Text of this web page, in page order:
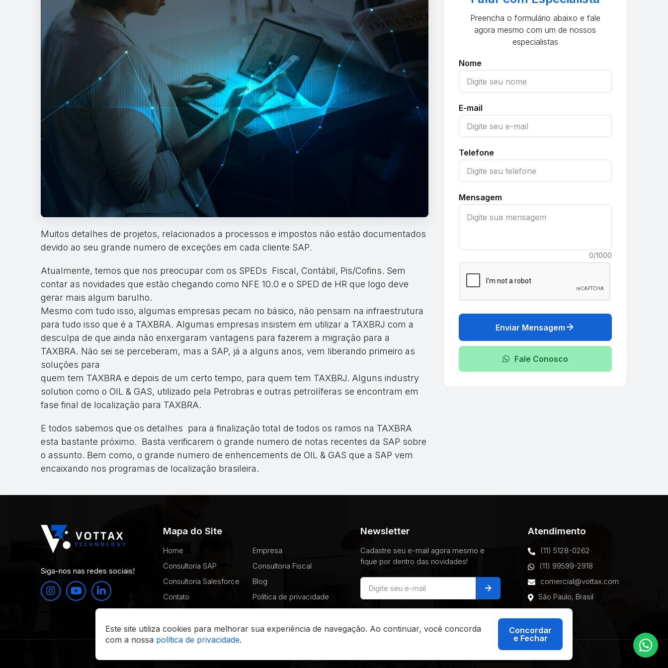
Muitos detalhes de projetos, relacionados a processos e impostos não estão documentados
devido ao seu grande numero de exceções em cada cliente SAP.
Atualmente, temos que nos preocupar com os SPEDs Fiscal, Contábil, Pis/Cofins. Sem
contar as novidades que estão chegando como NFE 10.0 e o SPED de HR que logo deve
gerar mais algum barulho.
Mesmo com tudo isso, algumas empresas pecam no básico, não pensam na infraestrutura
para tudo isso que é a TAXBRA. Algumas empresas insistem em utilizar a TAXBRJ com a
desculpa de que ainda não enxergaram vantagens para fazerem a migração para a
TAXBRA. Não sei se perceberam, mas a SAP, já a alguns anos, vem liberando primeiro as
soluções para
quem tem TAXBRA e depois de um certo tempo, para quem tem TAXBRJ. Alguns industry
solution como o OIL & GAS, utilizado pela Petrobras e outras petrolíferas se encontram em
fase final de localização para TAXBRA.
E todos sabemos que os detalhes para a finalização total de todos os ramos na TAXBRA
esta bastante próximo. Basta verificarem o grande numero de notas recentes da SAP sobre
o assunto. Bem como, o grande numero de enhencements de OIL & GAS que a SAP vem
encaixando nos programas de localização brasileira.
Preencha o formulário abaixo e fale
agora mesmo com um de nossos
especialistas
Nome
E-mail
Telefone
Mensagem
0/1000
Enviar Mensagem arrow_forward
Fale Conosco
Siga-nos nas redes sociais!
Mapa do Site
Home
Empresa
Consultoria SAP
Consultoria Fiscal
Consultoria Salesforce
Blog
Contato
Política de privacidade
Newsletter
Cadastre seu e-mail agora mesmo e
fique por dentro das novidades!
arrow_forward
Atendimento
(11) 5128-0262
(11) 99599-2918
comercial@vottax.com
São Paulo, Brasil
Este site utiliza cookies para melhorar sua experiência de navegação. Ao continuar, você concorda
com a nossa política de privacidade.
Concordar
e Fechar